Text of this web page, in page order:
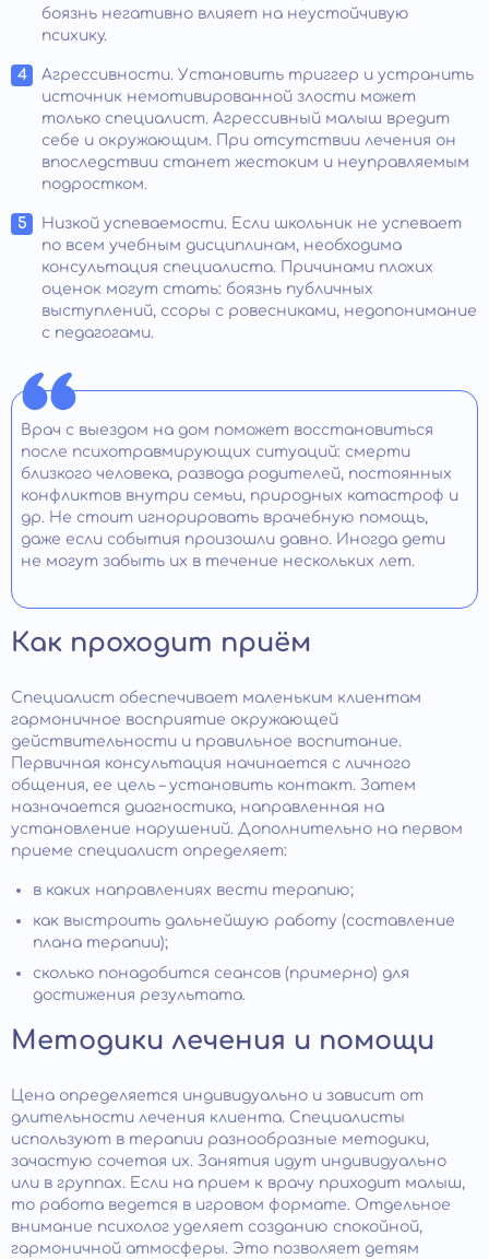
боязнь негативно влияет на неустойчивую
психику.
Агрессивности. Установить триггер и устранить
источник немотивированной злости может
только специалист. Агрессивный малыш вредит
себе и окружающим. При отсутствии лечения он
впоследствии станет жестоким и неуправляемым
подростком.
Низкой успеваемости. Если школьник не успевает
по всем учебным дисциплинам, необходима
консультация специалиста. Причинами плохих
оценок могут стать: боязнь публичных
выступлений, ссоры с ровесниками, недопонимание
с педагогами.
Врач с выездом на дом поможет восстановиться
после психотравмирующих ситуаций: смерти
близкого человека, развода родителей, постоянных
конфликтов внутри семьи, природных катастроф и
др. Не стоит игнорировать врачебную помощь,
даже если события произошли давно. Иногда дети
не могут забыть их в течение нескольких лет.
Как проходит приём
Специалист обеспечивает маленьким клиентам
гармоничное восприятие окружающей
действительности и правильное воспитание.
Первичная консультация начинается с личного
общения, ее цель – установить контакт. Затем
назначается диагностика, направленная на
установление нарушений. Дополнительно на первом
приеме специалист определяет:
в каких направлениях вести терапию;
как выстроить дальнейшую работу (составление
плана терапии);
сколько понадобится сеансов (примерно) для
достижения результата.
Методики лечения и помощи
Цена определяется индивидуально и зависит от
длительности лечения клиента. Специалисты
используют в терапии разнообразные методики,
зачастую сочетая их. Занятия идут индивидуально
или в группах. Если на прием к врачу приходит малыш,
то работа ведется в игровом формате. Отдельное
внимание психолог уделяет созданию спокойной,
гармоничной атмосферы. Это позволяет детям